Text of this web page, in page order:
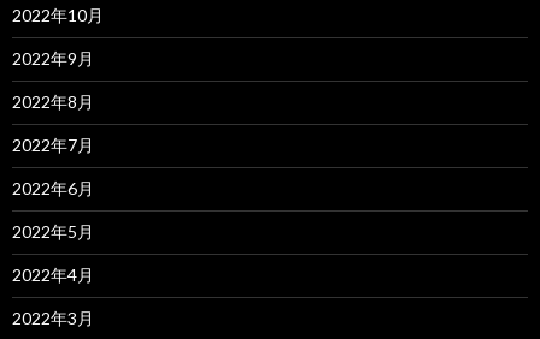
2022年10月
2022年9月
2022年8月
2022年7月
2022年6月
2022年5月
2022年4月
2022年3月